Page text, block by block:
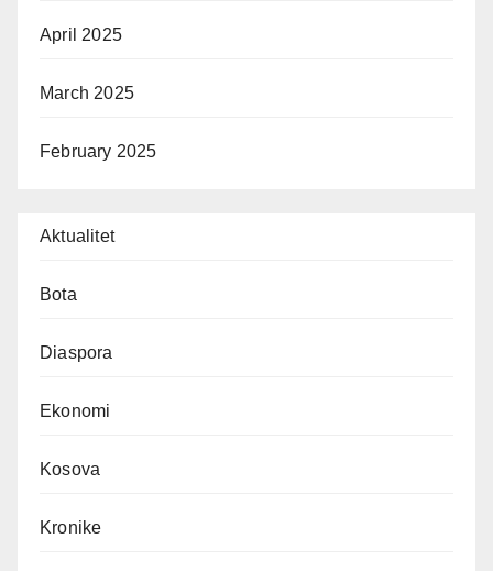
April 2025
March 2025
February 2025
Aktualitet
Bota
Diaspora
Ekonomi
Kosova
Kronike